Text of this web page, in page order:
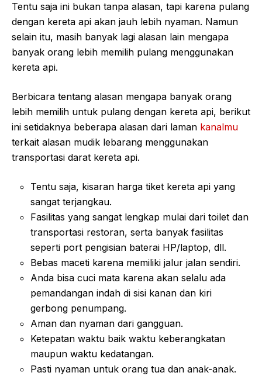
Tentu saja ini bukan tanpa alasan, tapi karena pulang
dengan kereta api akan jauh lebih nyaman. Namun
selain itu, masih banyak lagi alasan lain mengapa
banyak orang lebih memilih pulang menggunakan
kereta api.
Berbicara tentang alasan mengapa banyak orang
lebih memilih untuk pulang dengan kereta api, berikut
ini setidaknya beberapa alasan dari laman kanalmu
terkait alasan mudik lebarang menggunakan
transportasi darat kereta api.
Tentu saja, kisaran harga tiket kereta api yang
sangat terjangkau.
Fasilitas yang sangat lengkap mulai dari toilet dan
transportasi restoran, serta banyak fasilitas
seperti port pengisian baterai HP/laptop, dll.
Bebas maceti karena memiliki jalur jalan sendiri.
Anda bisa cuci mata karena akan selalu ada
pemandangan indah di sisi kanan dan kiri
gerbong penumpang.
Aman dan nyaman dari gangguan.
Ketepatan waktu baik waktu keberangkatan
maupun waktu kedatangan.
Pasti nyaman untuk orang tua dan anak-anak.